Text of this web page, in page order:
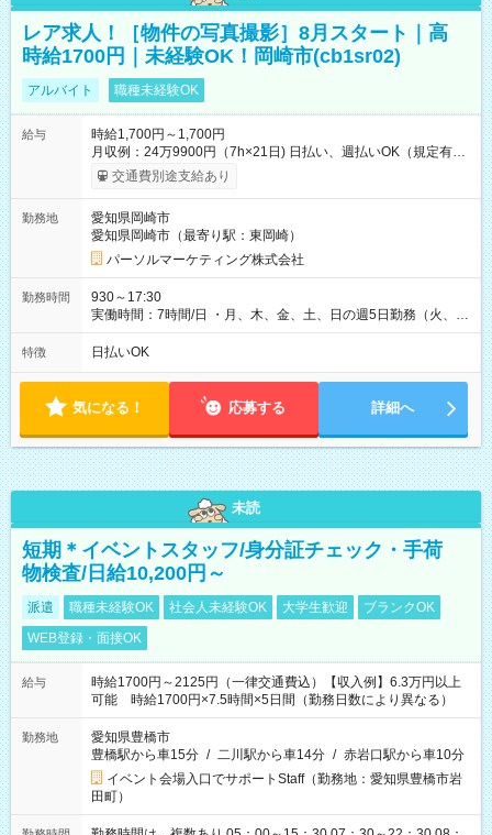
レア求人！［物件の写真撮影］8月スタート｜高
時給1700円｜未経験OK！岡崎市(cb1sr02)
アルバイト 職種未経験OK
給与
時給1,700円～1,700円
月収例：24万9900円（7h×21日) 日払い、週払いOK（規定有
り） 【試用期間】試用期間なし
交通費別途支給あり
勤務地
愛知県岡崎市
愛知県岡崎市（最寄り駅：東岡崎）
パーソルマーケティング株式会社
勤務時間
930～17:30
実働時間：7時間/日 ・月、木、金、土、日の週5日勤務（火、水
は固定休です／夏季、年末年始等、長期休暇有り！） ・ワンシ
フト！ 残業ほぼナシ（0～5h/月）
特徴 日払いOK
気になる！ 応募する 詳細へ
未読
短期＊イベントスタッフ/身分証チェック・手荷
物検査/日給10,200円～
派遣 職種未経験OK 社会人未経験OK 大学生歓迎
ブランクOK
WEB登録・面接OK
給与
時給1700円～2125円（一律交通費込）【収入例】6.3万円以上
可能 時給1700円×7.5時間×5日間（勤務日数により異なる）
勤務地
愛知県豊橋市
豊橋駅から車15分 / 二川駅から車14分 / 赤岩口駅から車10分
イベント会場入口でサポートStaff（勤務地：愛知県豊橋市岩
田町）